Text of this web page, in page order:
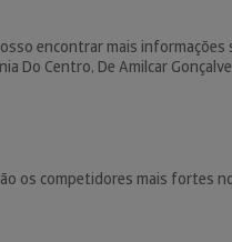
encontrar mais informações
Do Centro, De Amilcar
os competidores mais fortes